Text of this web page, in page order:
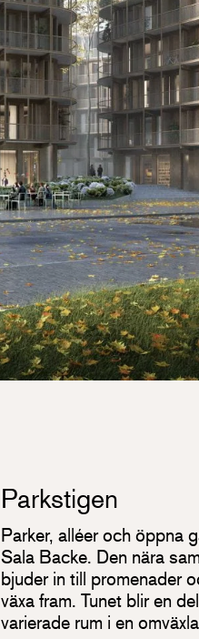
Parkstigen
Parker, alléer och öppna
Sala Backe. Den nära
bjuder in till promenader
växa fram. Tunet blir en
varierade rum i en